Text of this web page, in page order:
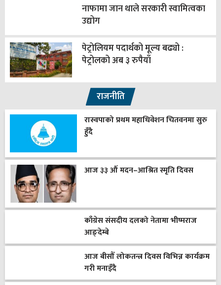
नाफामा जान थाले सरकारी स्वामित्वका
उद्योग
पेट्रोलियम पदार्थको मूल्य बढ्यो :
पेट्रोलको अब ३ रुपैयाँ
राजनीति
रास्वपाको प्रथम महाधिवेशन चितवनमा सुरु
हुँदै
आज ३३ औँ मदन–आश्रित स्मृति दिवस
काँग्रेस संसदीय दलको नेतामा भीष्मराज
आङ्देम्बे
आज बीसौँ लोकतन्त्र दिवस विभिन्न कार्यक्रम
गरी मनाइँदै